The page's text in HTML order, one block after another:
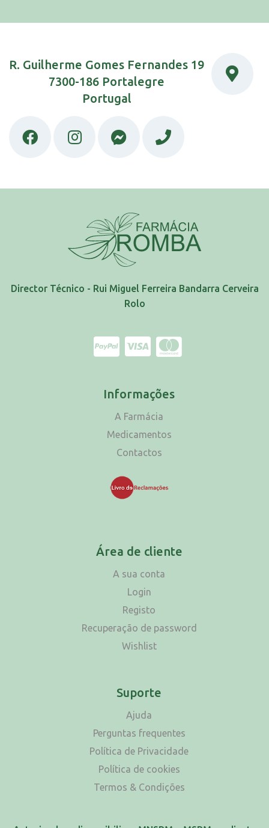
R. Guilherme Gomes Fernandes 19
7300-186 Portalegre
Portugal
Director Técnico - Rui Miguel Ferreira Bandarra Cerveira
Rolo
Informações
A Farmácia
Medicamentos
Contactos
Área de cliente
A sua conta
Login
Registo
Recuperação de password
Wishlist
Suporte
Ajuda
Perguntas frequentes
Política de Privacidade
Política de cookies
Termos & Condições